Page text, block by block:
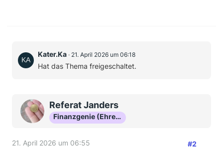
Kater.Ka 21. April 2026 um 06:18
Hat das Thema freigeschaltet.
Referat Janders
Finanzgenie (Ehrenmitglied)
21. April 2026 um 06:55 #2